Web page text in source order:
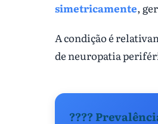
simetricamente,
A condição é
de neuropatia
????